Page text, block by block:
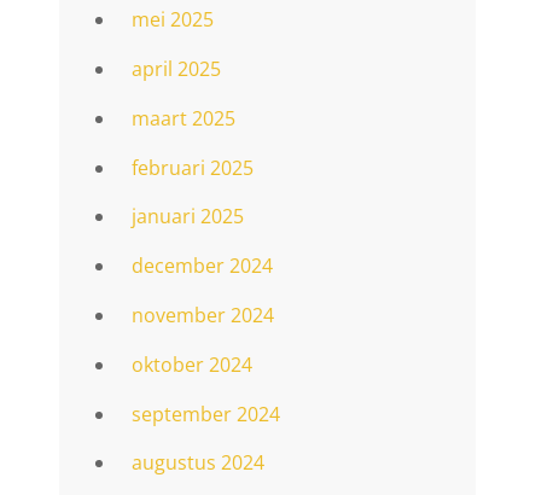
mei 2025
april 2025
maart 2025
februari 2025
januari 2025
december 2024
november 2024
oktober 2024
september 2024
augustus 2024